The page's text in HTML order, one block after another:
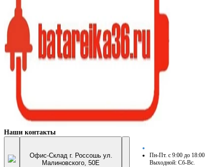
Наши контакты
Офис-Склад г. Россошь ул.
Малиновского, 50Е
Пн-Пт. с 9:00 до 18:00
Выходной: Сб-Вс.